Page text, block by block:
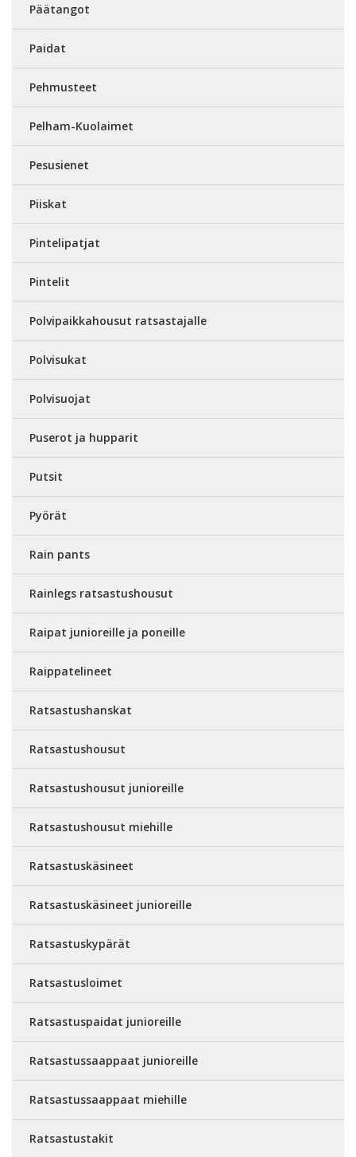
Päätangot
Paidat
Pehmusteet
Pelham-Kuolaimet
Pesusienet
Piiskat
Pintelipatjat
Pintelit
Polvipaikkahousut ratsastajalle
Polvisukat
Polvisuojat
Puserot ja hupparit
Putsit
Pyörät
Rain pants
Rainlegs ratsastushousut
Raipat junioreille ja poneille
Raippatelineet
Ratsastushanskat
Ratsastushousut
Ratsastushousut junioreille
Ratsastushousut miehille
Ratsastuskäsineet
Ratsastuskäsineet junioreille
Ratsastuskypärät
Ratsastusloimet
Ratsastuspaidat junioreille
Ratsastussaappaat junioreille
Ratsastussaappaat miehille
Ratsastustakit